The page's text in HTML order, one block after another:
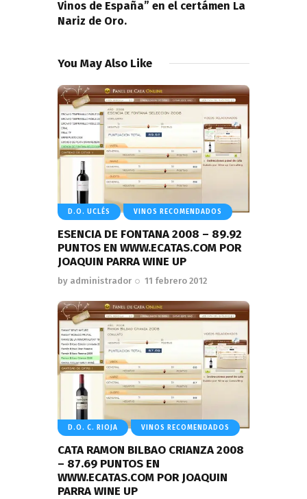
Vinos de España” en el certámen La
Nariz de Oro.
You May Also Like
D.O. UCLÉS VINOS RECOMENDADOS
ESENCIA DE FONTANA 2008 – 89.92
PUNTOS EN WWW.ECATAS.COM POR
JOAQUIN PARRA WINE UP
by administrador 11 febrero 2012
D.O. C. RIOJA VINOS RECOMENDADOS
CATA RAMON BILBAO CRIANZA 2008
– 87.69 PUNTOS EN
WWW.ECATAS.COM POR JOAQUIN
PARRA WINE UP